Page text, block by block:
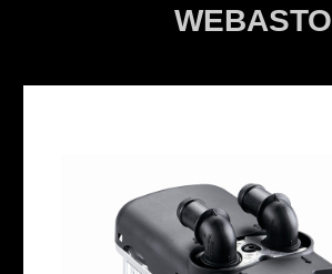
WEBASTO